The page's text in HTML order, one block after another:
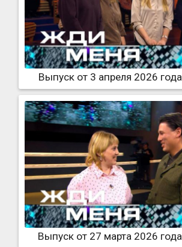
Выпуск от 3 апреля 2026
Выпуск от 27 марта 2026